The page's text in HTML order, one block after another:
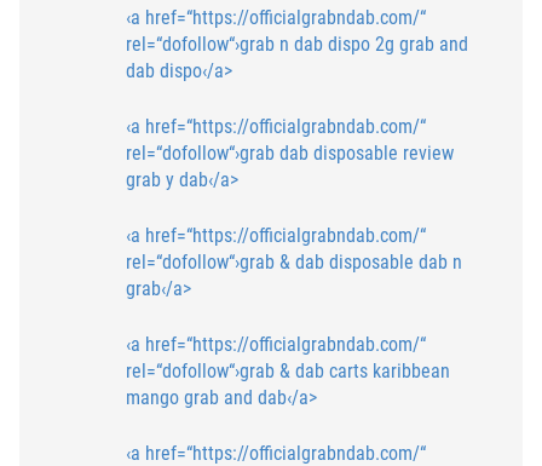
‹a href=“https://officialgrabndab.com/“
rel=“dofollow“›grab n dab dispo 2g grab and
dab dispo‹/a>
‹a href=“https://officialgrabndab.com/“
rel=“dofollow“›grab dab disposable review
grab y dab‹/a>
‹a href=“https://officialgrabndab.com/“
rel=“dofollow“›grab & dab disposable dab n
grab‹/a>
‹a href=“https://officialgrabndab.com/“
rel=“dofollow“›grab & dab carts karibbean
mango grab and dab‹/a>
‹a href=“https://officialgrabndab.com/“